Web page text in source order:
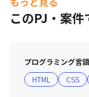
ドが当社のビジ
しており、以下
このPJ・案
プログラミング言語
HTML
CSS